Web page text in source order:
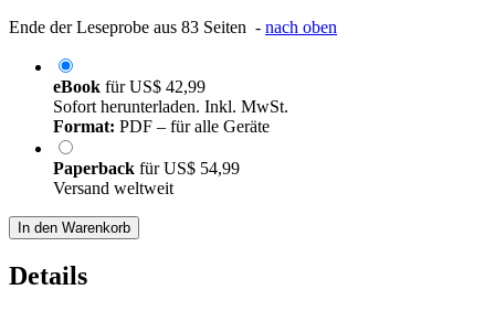
Ende der Leseprobe aus 83 Seiten - nach oben
eBook fürUS$ 42,99
Sofort herunterladen. Inkl. MwSt.
Format: PDF – für alle Geräte
Paperback fürUS$ 54,99
Versand weltweit
In den Warenkorb
Details